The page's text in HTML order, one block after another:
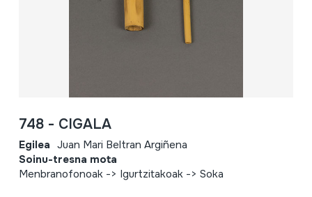
748 - CIGALA
Egilea Juan Mari Beltran Argiñena
Soinu-tresna mota
Menbranofonoak -> Igurtzitakoak -> Soka